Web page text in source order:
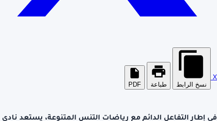
X
نسخ الرابط طباعة PDF
في إطار التفاعل الدائم مع رياضات التنس المتنوعة، يستعد نادي